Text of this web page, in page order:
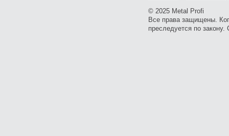
© 2025 Metal Profi
Все права защищены.
преследуется по